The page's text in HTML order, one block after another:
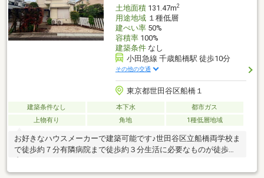
土地面積131.47m2
用途地域１種低層
建ぺい率50%
容積率100%
建築条件なし
小田急線 千歳船橋駅 徒歩10分
その他の交通
東京都世田谷区船橋１
建築条件なし 本下水
都市ガス
上物有り
角地 1種低層地域
お好きなハウスメーカーで建築可能です♪世田谷区立船橋両学校ま
で徒歩約７分有隣病院まで徒歩約３分生活に必要なものが徒歩圏